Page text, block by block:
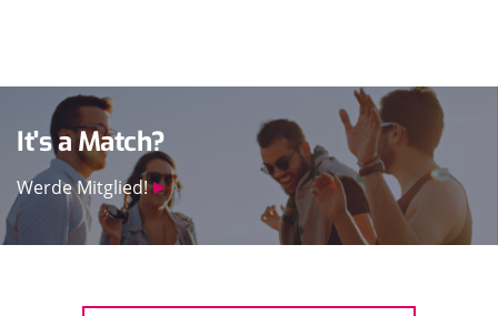
It's a Match?
Werde Mitglied!